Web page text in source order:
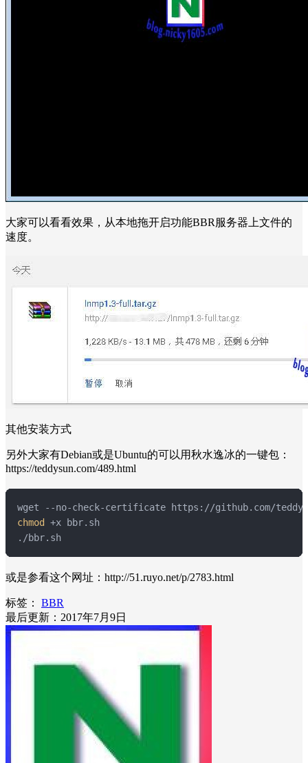
大家可以看看效果，从本地拖开启功能BBR服务器上文件的
速度。
其他安装方式
另外大家有Debian或是Ubuntu的可以用秋水逸冰的一键包：
https://teddysun.com/489.html
chmod
+x bbr.sh
./bbr.sh
或是参看这个网址：http://51.ruyo.net/p/2783.html
标签：
BBR
最后更新：2017年7月9日